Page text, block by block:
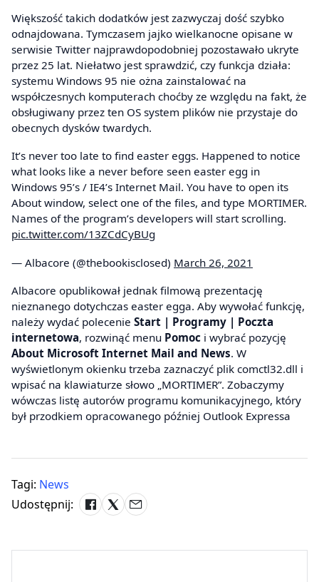
Większość takich dodatków jest zazwyczaj dość szybko
odnajdowana. Tymczasem jajko wielkanocne opisane w
serwisie Twitter najprawdopodobniej pozostawało ukryte
przez 25 lat. Niełatwo jest sprawdzić, czy funkcja działa:
systemu Windows 95 nie ożna zainstalować na
współczesnych komputerach choćby ze względu na fakt, że
obsługiwany przez ten OS system plików nie przystaje do
obecnych dysków twardych.
It’s never too late to find easter eggs. Happened to notice
what looks like a never before seen easter egg in
Windows 95’s / IE4’s Internet Mail. You have to open its
About window, select one of the files, and type MORTIMER.
Names of the program’s developers will start scrolling.
pic.twitter.com/13ZCdCyBUg
— Albacore (@thebookisclosed) March 26, 2021
Albacore opublikował jednak filmową prezentację
nieznanego dotychczas easter egga. Aby wywołać funkcję,
należy wydać polecenie Start | Programy | Poczta
internetowa, rozwinąć menu Pomoc i wybrać pozycję
About Microsoft Internet Mail and News. W
wyświetlonym okienku trzeba zaznaczyć plik comctl32.dll i
wpisać na klawiaturze słowo „MORTIMER”. Zobaczymy
wówczas listę autorów programu komunikacyjnego, który
był przodkiem opracowanego później Outlook Expressa
Tagi: News
Udostępnij: